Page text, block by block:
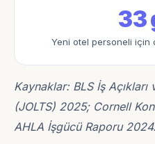
33
Yeni otel personeli için
Kaynaklar: BLS İş
(JOLTS) 2025; Cornell
AHLA İşgücü Raporu 2024.